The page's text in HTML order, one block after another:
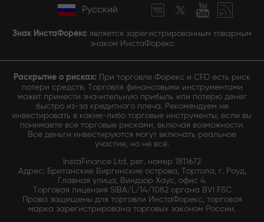
Русский
Знак ИнстаФорекс является зарегистрированным товарным
знаком ИнстаФорекс
Раскрытие о рисках: При торговле Форекс и CFD есть риск
потери средств. Торговля финансовыми инструментами
может принести значительную прибыль или потерю денег
быстро из-за кредитного плеча. Рекомендуем не
инвестировать в какие-либо торговые инструменты, если вы
понимаете все торговые рисками, включая возможности.
Все деньги инвестируются могут включать реальное
участие, но не всё.
InstaFinance Ltd, рег. номер 1811672
Адрес: Британские Виргинские острова, Тортола, г. Роуд,
Главная улица, Виндзор Хаус, офис 4.
Торговая лицензия SIBA/L/14/1082 органа BVI FSC
Права защищены для торговли ИнстаФорекс, торговая
марка зарегистрирована торговых законом России.